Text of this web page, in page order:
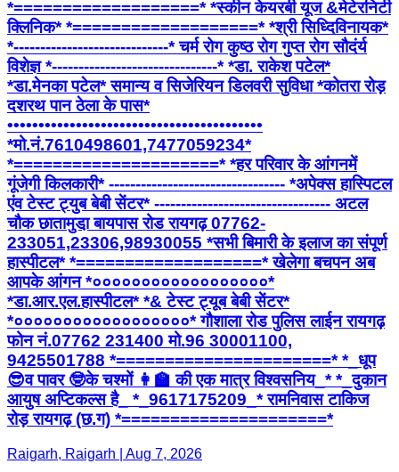
*===================* *स्कीन केयरबी यूज &मेटेरनिटी
क्लिनिक* *===================* *श्री सिध्दिविनायक*
*-----------------------------* चर्म रोग कुष्ठ रोग गुप्त रोग सौदंर्य
विशेज्ञ *-------------------------------* *डा. राकेश पटेल*
*डा.मेनका पटेल* समान्य व सिजेरियन डिलवरी सुविधा *कोतरा रोड़
दशरथ पान ठेला के पास*
•••••••••••••••••••••••••••••••••••••••••
*मो.नं.7610498601,7477059234*
*=====================* *हर परिवार के आंगनमें
गूंजेगी किलकारी* --------------------------------- *अपेक्स हास्पिटल
एंव टेस्ट ट्युब बेबी सेंटर* --------------------------------- अटल
चौक छातामुडा़ बायपास रोड रायगढ़ 07762-
233051,23306,98930055 *सभी बिमारी के इलाज का संपूर्ण
हास्पीटल* *===================* खेलेगा बचपन अब
आपके आंगन *००००००००००००००००००*
*डा.आर.एल.हास्पीटल* *& टेस्ट ट्यूब बेबी सेंटर*
*००००००००००००००००००* गौशाला रोड पुलिस लाईन रायगढ़
फोन नं.07762 231400 मो.96 30001100,
9425501788 *======================* *_धूप
😎व पावर 🤓के चश्मों 👩‍🏫 की एक मात्र विश्वसनिय_* *_दुकान
आयुष अप्टिकल्स है_ *_9617175209_* रामनिवास टाकिज
रोड़ रायगढ़ (छ.ग) *=====================*
Raigarh, Raigarh | Aug 7, 2026